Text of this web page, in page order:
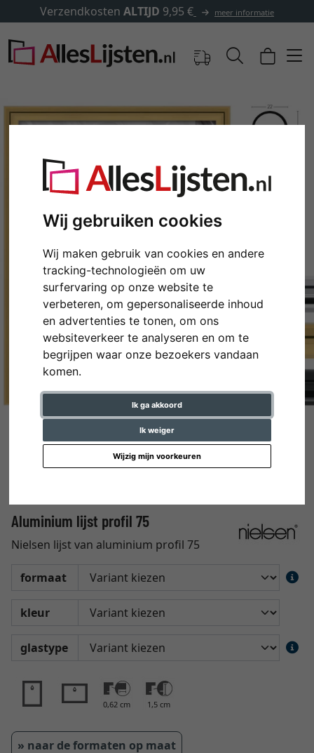
Wij gebruiken cookies
Wij maken gebruik van cookies en andere
tracking-technologieën om uw
surfervaring op onze website te
verbeteren, om gepersonaliseerde inhoud
en advertenties te tonen, om ons
websiteverkeer te analyseren en om te
begrijpen waar onze bezoekers vandaan
komen.
Ik ga akkoord
Ik weiger
Wijzig mijn voorkeuren
✓500.000 artikelen om uit te kiezen
Terug
Aluminium lijst profil 75
Nielsen lijst van aluminium profil 75
formaat
kleur
glastype
0,62 cm 1,5 cm
» naar de formaten op maat